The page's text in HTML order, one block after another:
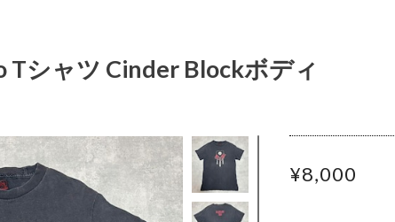
Tシャツ Cinder Blockボディ
¥8,000